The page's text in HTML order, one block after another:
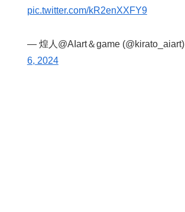
pic.twitter.com/kR2enXXFY9
— 煌人@AIart＆game (@kirato_aiart)
6, 2024